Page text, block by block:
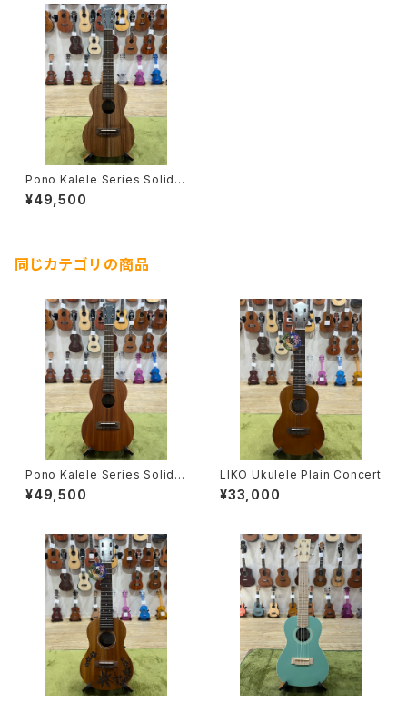
Pono Kalele Series Solid A
cacia Concert
¥49,500
同じカテゴリの商品
Pono Kalele Series Solid
Mahogany Concert
¥49,500
LIKO Ukulele Plain Concert
¥33,000